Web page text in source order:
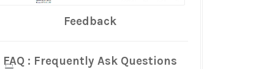
Feedback
FAQ : Frequently Ask Questions